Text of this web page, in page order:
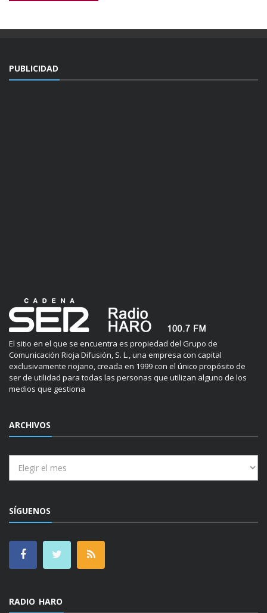
PUBLICIDAD
El sitio en el que se encuentra es propiedad del Grupo de
Comunicación Rioja Difusión, S. L., una empresa con capital
exclusivamente riojano, creada en 1999 con el único propósito de
ser de utilidad para todas las personas que utilizan alguno de los
medios que gestiona
ARCHIVOS
Archivos
SÍGUENOS
RADIO HARO